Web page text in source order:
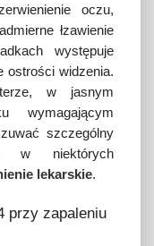
oczu,
łzawienie
występuje
ostrości widzenia.
w jasnym
wymagającym
szczególny
w niektórych
lekarskie.
przy zapaleniu